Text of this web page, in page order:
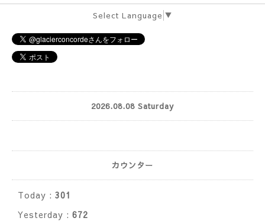
Select Language ▼
2026.08.08 Saturday
カウンター
Today : 301
Yesterday : 672